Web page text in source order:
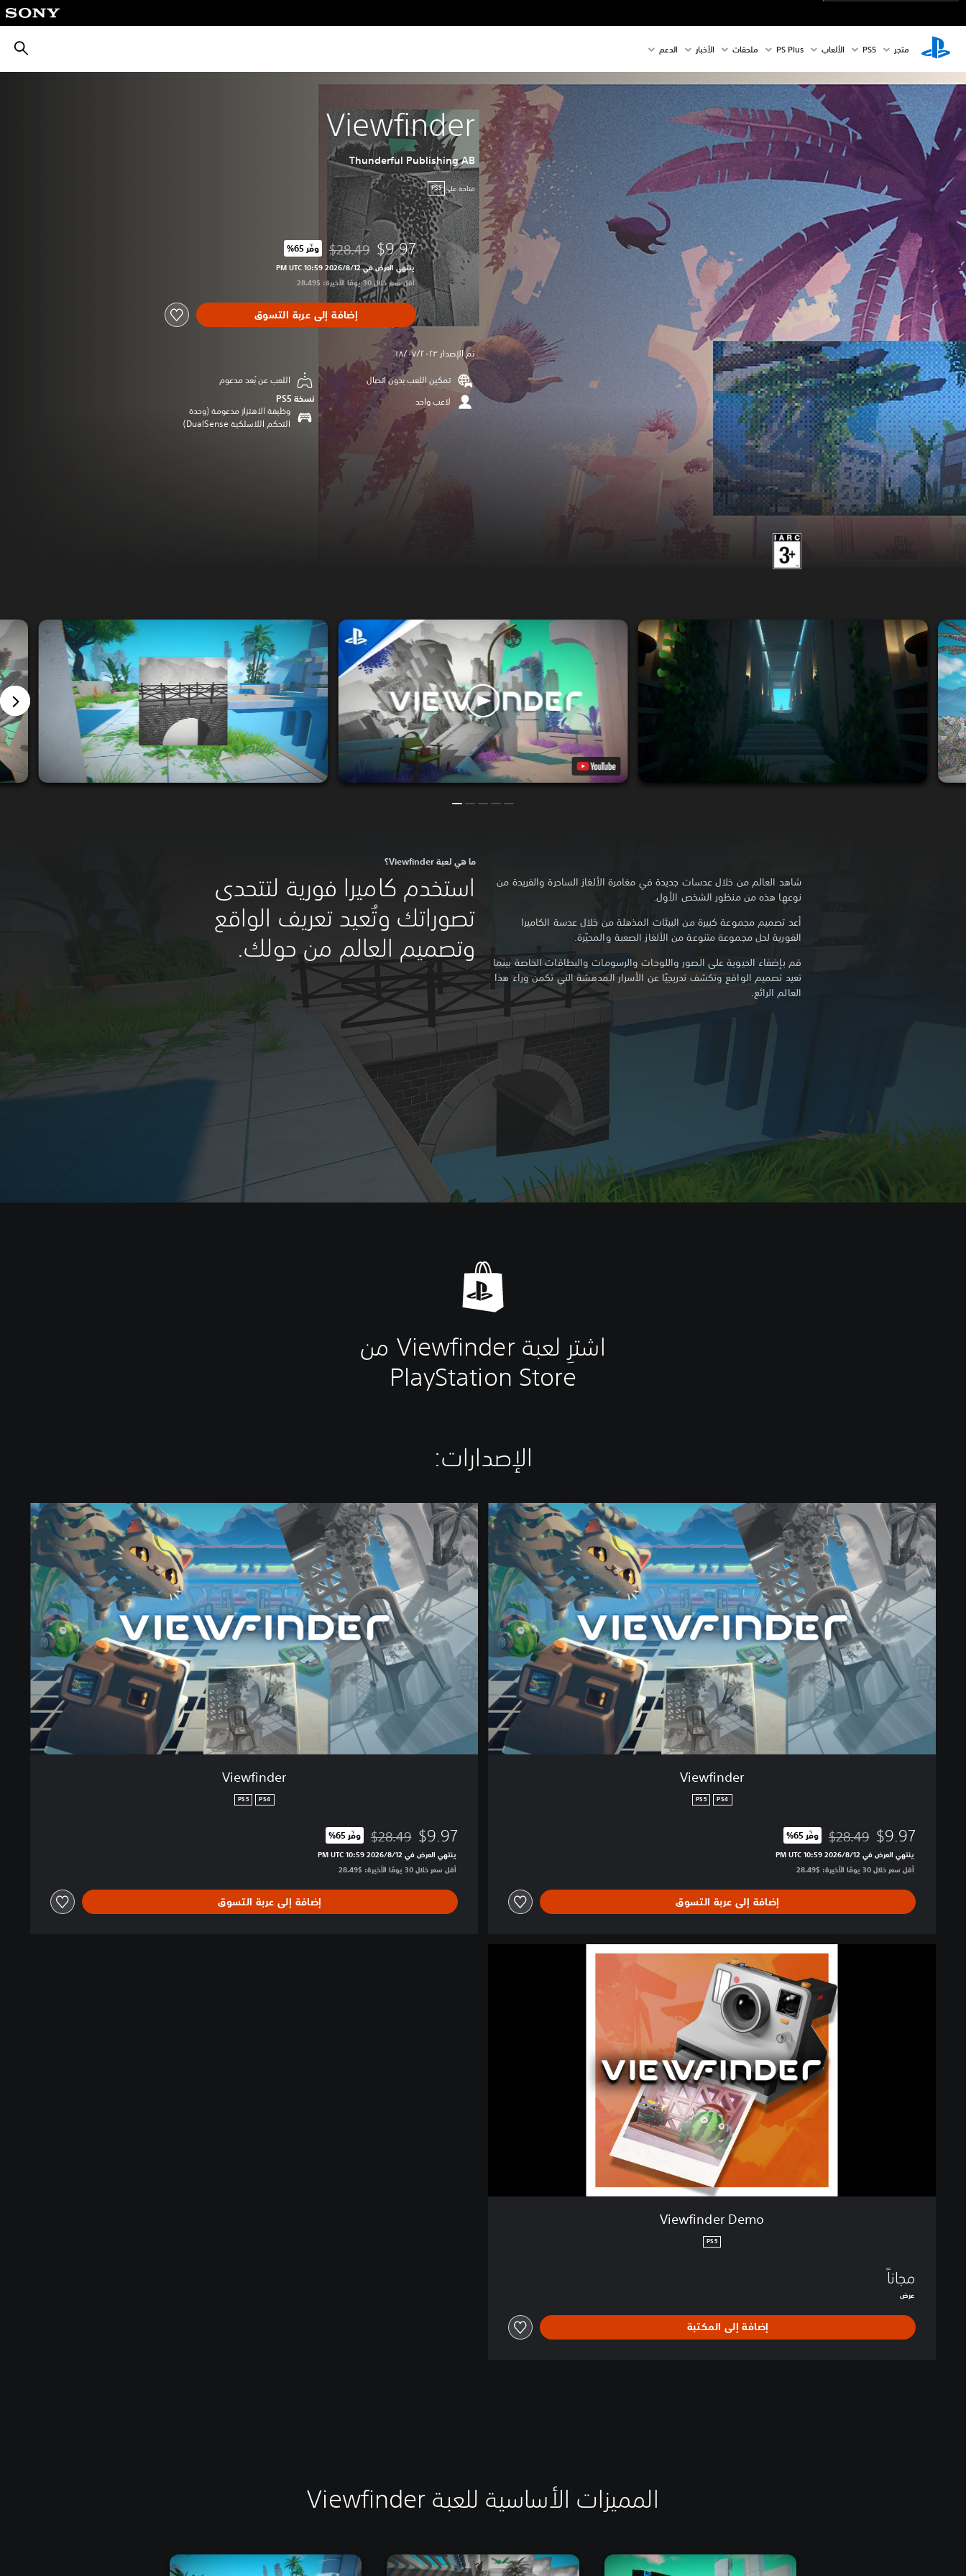
متجر PS5‏ الألعاب PS Plus ملحقات الأخبار الدعم
Viewfinder
Thunderful Publishing AB
متاحة على PS5
$9.97 مخصوم من السعر الأصلي البالغ $28.49‏
$28.49 وفّر 65%‏
ينتهي العرض في 12‏/8‏/2026 10:59 PM UTC‏
أقل سعر خلال 30 يومًا الأخيرة: $28.49‏
إضافة إلى عربة التسوق
تم الإصدار ١٨/٠٧/٢٠٢٣
تمكين اللعب بدون اتصال
لاعب واحد
اللعب عن بُعد مدعوم
نسخة PS5‏
وظيفة الاهتزاز مدعومة (وحدة
التحكم اللاسلكية DualSense‏)
ما هي لعبة Viewfinder؟
استخدم كاميرا فورية لتتحدى
تصوراتك وتُعيد تعريف الواقع
وتصميم العالم من حولك.
شاهد العالم من خلال عدسات جديدة في مغامرة الألغاز الساحرة والفريدة من
نوعها هذه من منظور الشخص الأول.
أعد تصميم مجموعة كبيرة من البيئات المذهلة من خلال عدسة الكاميرا
الفورية لحل مجموعة متنوعة من الألغاز الصعبة والمحيّرة.
قم بإضفاء الحيوية على الصور واللوحات والرسومات والبطاقات الخاصة بينما
تعيد تصميم الواقع وتكشف تدريجيًا عن الأسرار المدهشة التي تكمن وراء هذا
العالم الرائع.
اشترِ لعبة Viewfinder من
PlayStation Store
الإصدارات:‏
V
i
e
w
f
i
e
Viewfinder
PS4
PS5
$9.97 مخصوم من السعر الأصلي البالغ $28.49‏
$28.49 وفّر 65%‏
ينتهي العرض في 12‏/8‏/2026 10:59 PM UTC‏
أقل سعر خلال 30 يومًا الأخيرة: $28.49‏
إضافة إلى عربة التسوق
V
i
e
w
f
i
e
Viewfinder
PS4
PS5
$9.97 مخصوم من السعر الأصلي البالغ $28.49‏
$28.49 وفّر 65%‏
ينتهي العرض في 12‏/8‏/2026 10:59 PM UTC‏
أقل سعر خلال 30 يومًا الأخيرة: $28.49‏
إضافة إلى عربة التسوق
Viewfinder Demo
PS5
مجاناً
عرض
إضافة إلى المكتبة
المميزات الأساسية للعبة Viewfinder